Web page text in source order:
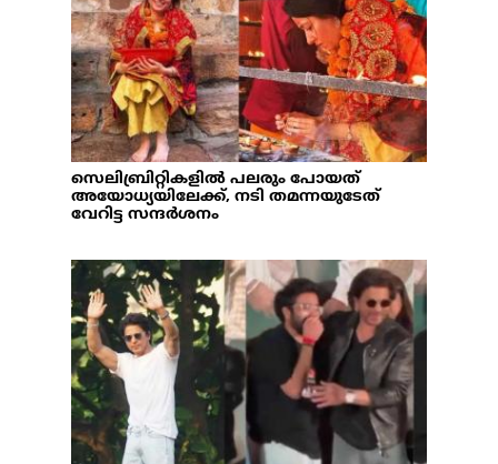
സെലിബ്രിറ്റികളില്‍ പലരും പോയത്
അയോധ്യയിലേക്ക്, നടി തമന്നയുടേത്
വേറിട്ട സന്ദര്‍ശനം